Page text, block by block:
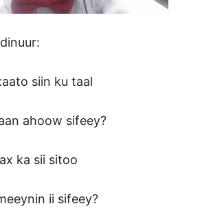
siin ku taal
ahoow sifeey?
ka sii sitoo
ii sifeey?